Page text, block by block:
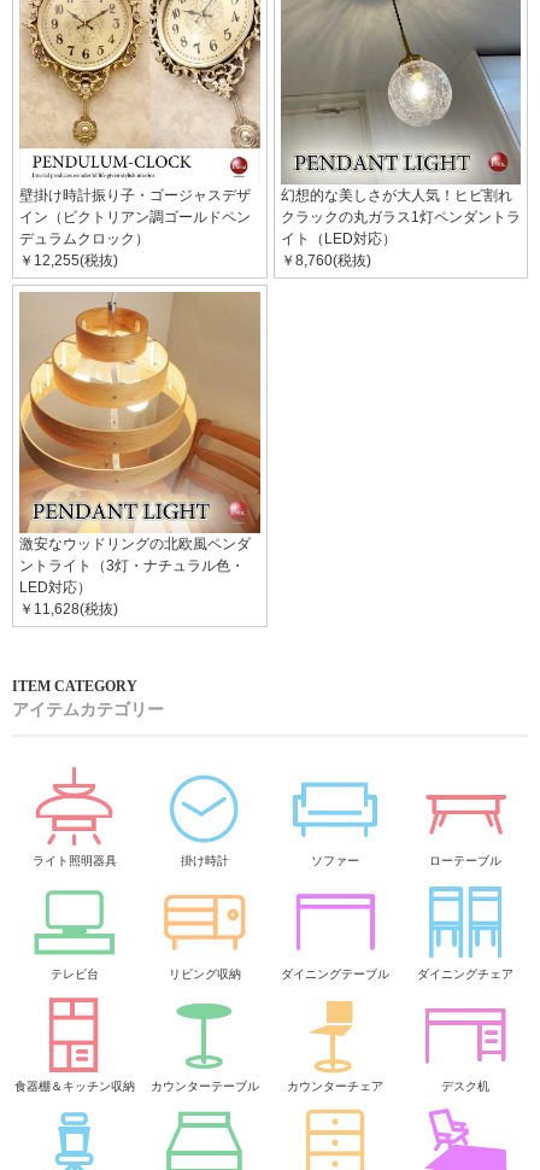
壁掛け時計振り子・ゴージャスデザ
イン（ビクトリアン調ゴールドペン
デュラムクロック）
￥12,255(税抜)
幻想的な美しさが大人気！ヒビ割れ
クラックの丸ガラス1灯ペンダントラ
イト（LED対応）
￥8,760(税抜)
激安なウッドリングの北欧風ペンダ
ントライト（3灯・ナチュラル色・
LED対応）
￥11,628(税抜)
アイテムカテゴリー
ライト照明器具 掛け時計 ソファー ローテーブル
テレビ台 リビング収納 ダイニングテーブル ダイニングチェア
食器棚＆キッチン収納 カウンターテーブル カウンターチェア デスク机